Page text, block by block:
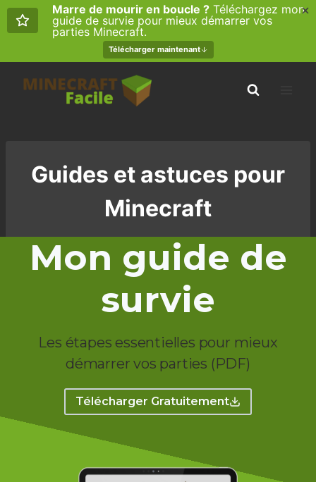
Guides et astuces pour
Minecraft
Mon guide de
survie
Les étapes essentielles pour mieux
démarrer vos parties (PDF)
Télécharger Gratuitement
Marre de mourir en boucle ? Téléchargez mon
guide de survie pour mieux démarrer vos
parties Minecraft.
Télécharger maintenant